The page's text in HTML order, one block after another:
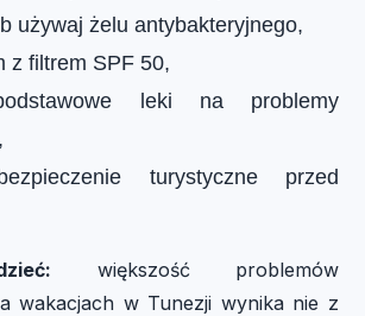
używaj żelu antybakteryjnego,
z filtrem SPF 50,
leki na problemy
turystyczne przed
większość problemów
wakacjach w Tunezji wynika nie z